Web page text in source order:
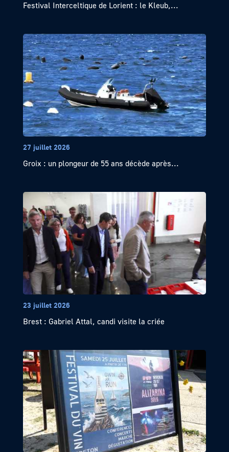
Festival Interceltique de Lorient : le Kleub,...
27 juillet 2026
Groix : un plongeur de 55 ans décède après...
23 juillet 2026
Brest : Gabriel Attal, candi visite la criée